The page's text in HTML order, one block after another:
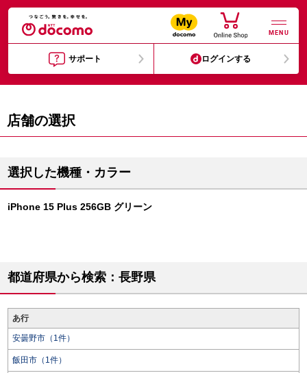
MENU
サポート ログインする
店舗の選択
選択した機種・カラー
iPhone 15 Plus 256GB グリーン
都道府県から検索：長野県
あ行
安曇野市（1件）
飯田市（1件）